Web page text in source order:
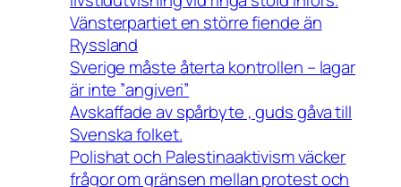
Vänsterpartiet en större fiende än
Ryssland
Sverige måste återta kontrollen – lagar
är inte ”angiveri”
Avskaffade av spårbyte , guds gåva till
Svenska folket.
Polishat och Palestinaaktivism väcker
frågor om gränsen mellan protest och